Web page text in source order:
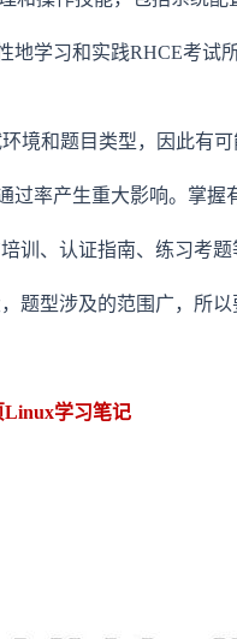
学习和实践RHCE考
境和题目类型，因此有可
率产生重大影响。掌握
训、认证指南、练习考
型涉及的范围广，所
Linux学习笔记